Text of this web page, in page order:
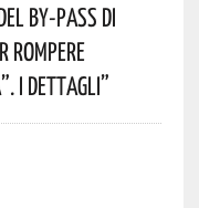
By-Pass Di
Rompere
I Dettagli”